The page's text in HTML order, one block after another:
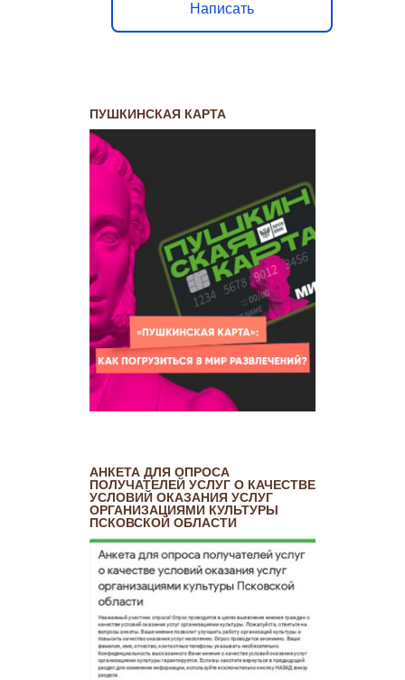
Написать
ПУШКИНСКАЯ КАРТА
АНКЕТА ДЛЯ ОПРОСА
ПОЛУЧАТЕЛЕЙ УСЛУГ О КАЧЕСТВЕ
УСЛОВИЙ ОКАЗАНИЯ УСЛУГ
ОРГАНИЗАЦИЯМИ КУЛЬТУРЫ
ПСКОВСКОЙ ОБЛАСТИ